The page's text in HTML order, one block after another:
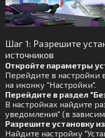
Шаг 1: Разрешите
источников
Откройте параметры
Перейдите в настройки
на иконку "Настройки".
Перейдите в раздел
В настройках найдите
уведомления" (в
Разрешите установку
Найдите настройку